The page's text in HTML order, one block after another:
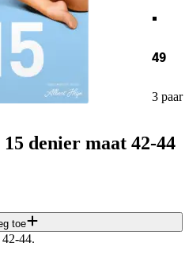
.
49
3 paar
denier maat 42-44
toe
44.